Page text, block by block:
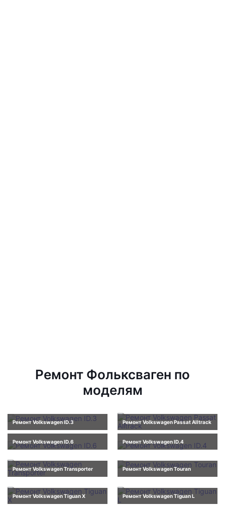
Ремонт Фольксваген по
моделям
Ремонт Volkswagen ID.3 Ремонт Volkswagen Passat Alltrack
Ремонт Volkswagen ID.6 Ремонт Volkswagen ID.4
Ремонт Volkswagen Transporter Ремонт Volkswagen Touran
Ремонт Volkswagen Tiguan X Ремонт Volkswagen Tiguan L